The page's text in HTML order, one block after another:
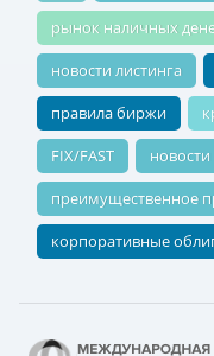
рынок наличных
новости листинга
правила биржи
FIX/FAST
преимущественное
корпоративные